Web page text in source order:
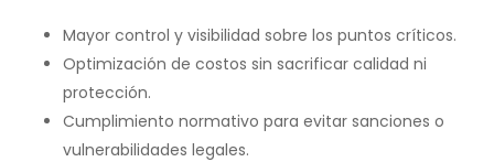
Mayor control y visibilidad sobre los puntos críticos.
Optimización de costos sin sacrificar calidad ni
protección.
Cumplimiento normativo para evitar sanciones o
vulnerabilidades legales.